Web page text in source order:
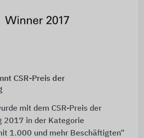
CSR-Preis der
mit dem CSR-Preis der
2017 in der Kategorie
1.000 und mehr Beschäftigten“